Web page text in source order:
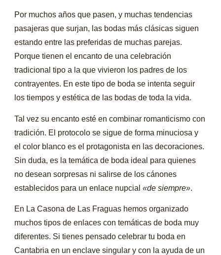
Por muchos años que pasen, y muchas tendencias
pasajeras que surjan, las bodas más clásicas siguen
estando entre las preferidas de muchas parejas.
Porque tienen el encanto de una celebración
tradicional tipo a la que vivieron los padres de los
contrayentes. En este tipo de boda se intenta seguir
los tiempos y estética de las bodas de toda la vida.
Tal vez su encanto esté en combinar romanticismo con
tradición. El protocolo se sigue de forma minuciosa y
el color blanco es el protagonista en las decoraciones.
Sin duda, es la temática de boda ideal para quienes
no desean sorpresas ni salirse de los cánones
establecidos para un enlace nupcial«de siempre».
En La Casona de Las Fraguas hemos organizado
muchos tipos de enlaces con temáticas de boda muy
diferentes. Si tienes pensado celebrar tu boda en
Cantabria en un enclave singular y con la ayuda de un